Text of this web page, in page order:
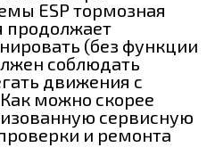
ESP тормозная
продолжает
(без функции
соблюдать
движения с
можно скорее
сервисную
и ремонта